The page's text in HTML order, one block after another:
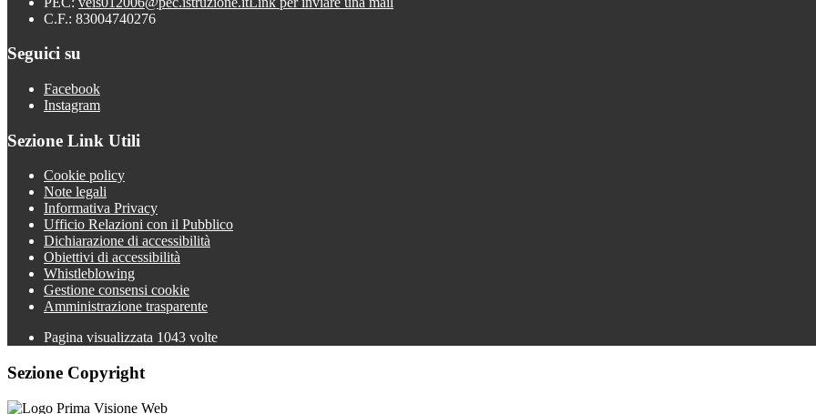
C.F.: 83004740276
Seguici su
Facebook
Instagram
Sezione Link Utili
Cookie policy
Note legali
Informativa Privacy
Ufficio Relazioni con il Pubblico
Dichiarazione di accessibilità
Obiettivi di accessibilità
Whistleblowing
Gestione consensi cookie
Amministrazione trasparente
Pagina visualizzata 1043 volte
Sezione Copyright